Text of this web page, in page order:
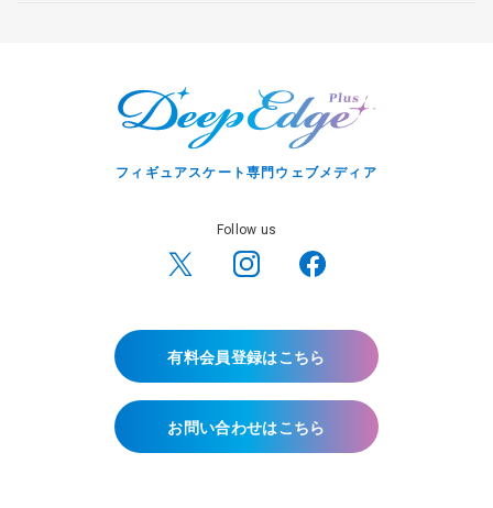
フィギュアスケート専門ウェブメディア
Follow us
有料会員登録はこちら
お問い合わせはこちら